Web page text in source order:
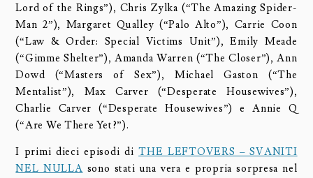
Lord of the Rings”), Chris Zylka (“The Amazing Spider-
Man 2”), Margaret Qualley (“Palo Alto”), Carrie Coon
(“Law & Order: Special Victims Unit”), Emily Meade
(“Gimme Shelter”), Amanda Warren (“The Closer”), Ann
Dowd (“Masters of Sex”), Michael Gaston (“The
Mentalist”), Max Carver (“Desperate Housewives”),
Charlie Carver (“Desperate Housewives”) e Annie Q
(“Are We There Yet?”).
I primi dieci episodi diTHE LEFTOVERS – SVANITI
NEL NULLA sono stati una vera e propria sorpresa nel